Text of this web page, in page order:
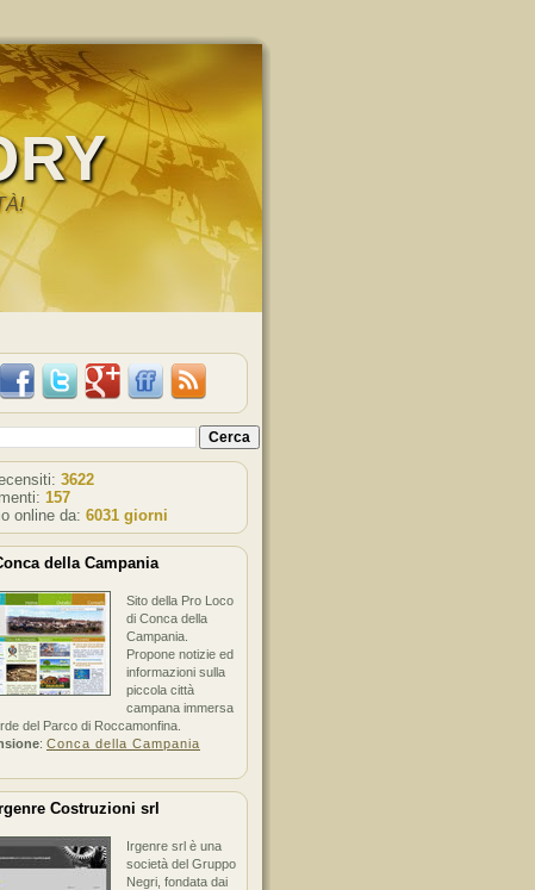
3622
157
online da: 6031 giorni
della Campania
Sito della Pro Loco
di Conca della
Campania.
Propone notizie ed
informazioni sulla
piccola città
campana immersa
del Parco di Roccamonfina.
: Conca della Campania
Costruzioni srl
Irgenre srl è una
società del Gruppo
Negri, fondata dai